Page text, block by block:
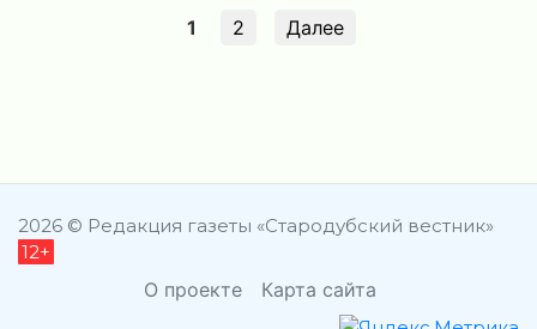
1 2 Далее
2026 © Редакция газеты «Стародубский вестник»
12+
О проекте Карта сайта